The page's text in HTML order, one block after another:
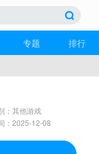
专题
排行
：其他游戏
：2025-12-08